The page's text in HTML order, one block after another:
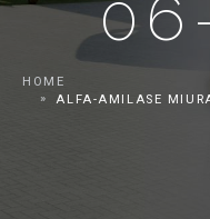
HOME
ALFA-AMILASE